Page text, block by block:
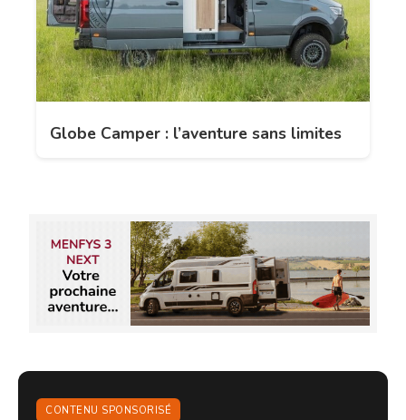
Globe Camper : l’aventure sans limites
CONTENU SPONSORISÉ